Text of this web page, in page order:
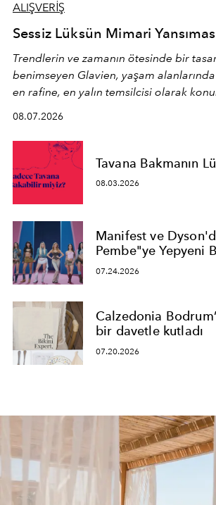
ALIŞVERİŞ
Sessiz Lüksün Mimari
Trendlerin ve zamanın ötesinde bir
benimseyen Glavien, yaşam
en rafine, en yalın temsilcisi olarak
en yeni seçkisiyle bu imza felsefesini
08.07.2026
Tavana Bakmanın
08.03.2026
Manifest ve
Pembe"ye Yepyeni
07.24.2026
Calzedonia
bir davetle kutladı
07.20.2026